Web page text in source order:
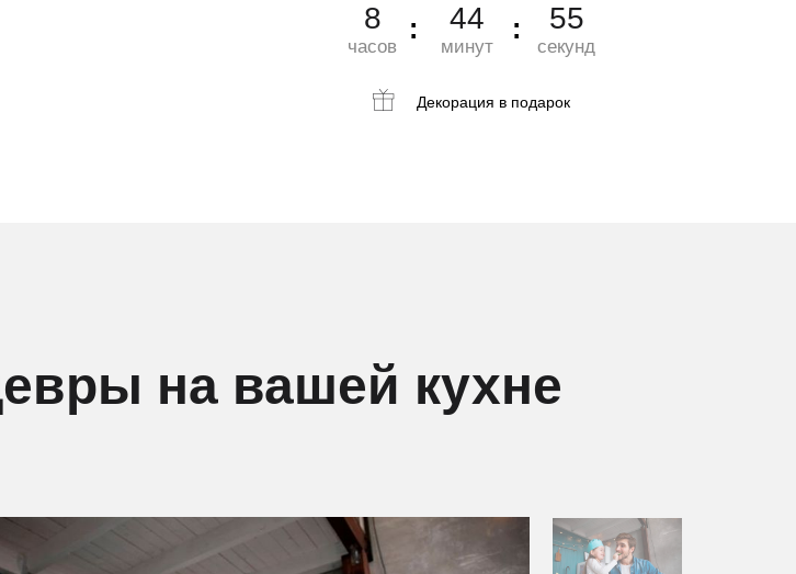
8
часов
44
минут
54
секунд
Декорация в подарок
на вашей кухне